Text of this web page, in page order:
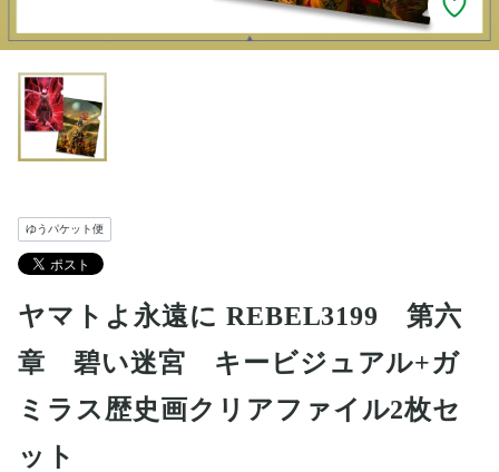
ゆうパケット便
ヤマトよ永遠に REBEL3199 第六
章 碧い迷宮 キービジュアル+ガ
ミラス歴史画クリアファイル2枚セ
ット